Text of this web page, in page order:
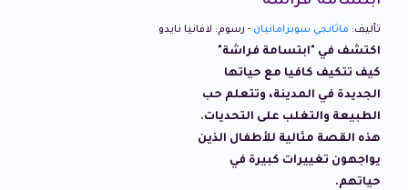
تأليف: ماثانجي سوبرامانيان - رسوم: لافانيا نايدو
اكتشف في "ابتسامة فراشة"
كيف تتكيف كافيا مع حياتها
الجديدة في المدينة، وتتعلم حب
الطبيعة والتغلب على التحديات.
هذه القصة مثالية للأطفال الذين
يواجهون تغييرات كبيرة في
حياتهم.